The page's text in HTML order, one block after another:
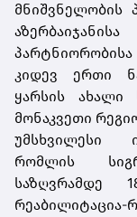
მნიშვნელობის
კიდევ ერთი
ყარსის ახალი
მონაკვეთი
უმსხვილესი
რომლის
საზღვრამდე